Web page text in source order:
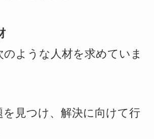
のような人材を求めていま
を見つけ、解決に向けて行